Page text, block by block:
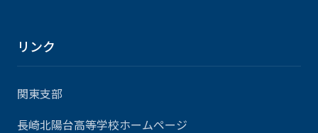
リンク
関東支部
長崎北陽台高等学校ホームページ